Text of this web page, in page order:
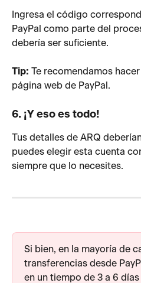
Ingresa el código
PayPal como parte del
debería ser suficiente.
Tip: Te recomendamos
página web de PayPal.
6. ¡Y eso es todo!
Tus detalles de ARQ
puedes elegir esta cuenta
siempre que lo necesites.
Si bien, en la mayoría de
transferencias desde
en un tiempo de 3 a 6 días